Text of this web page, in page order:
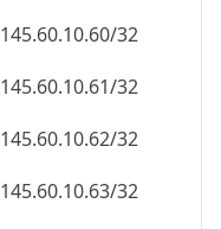
145.60.10.60/32
145.60.10.61/32
145.60.10.62/32
145.60.10.63/32